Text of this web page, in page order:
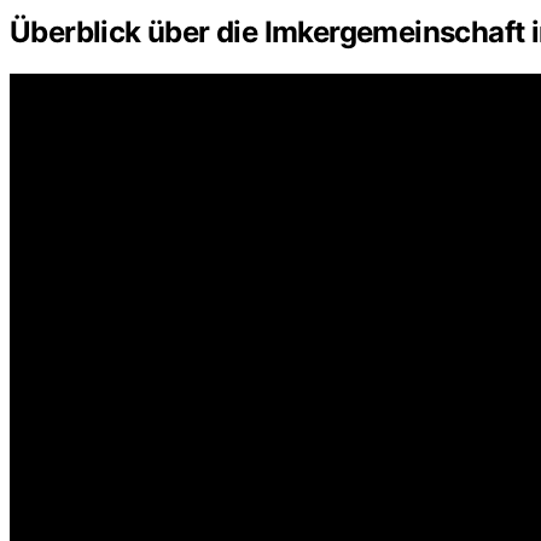
Überblick über die Imkergemeinschaft